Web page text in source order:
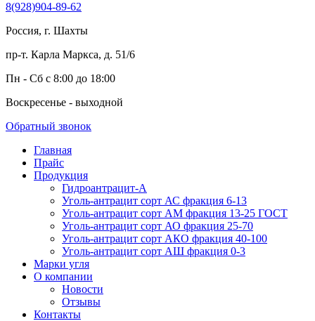
8(928)904-89-62
Россия, г. Шахты
пр-т. Карла Маркса, д. 51/6
Пн - Сб с 8:00 до 18:00
Воскресенье - выходной
Обратный звонок
Главная
Прайс
Продукция
Гидроантрацит-А
Уголь-антрацит сорт АС фракция 6-13
Уголь-антрацит сорт АМ фракция 13-25 ГОСТ
Уголь-антрацит сорт АО фракция 25-70
Уголь-антрацит сорт АКО фракция 40-100
Уголь-антрацит сорт АШ фракция 0-3
Марки угля
О компании
Новости
Отзывы
Контакты